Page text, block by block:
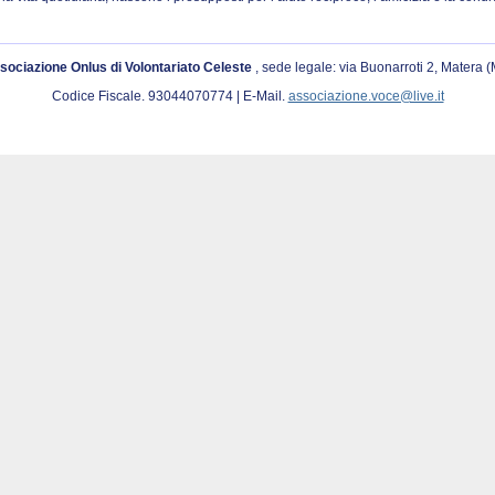
Onlus di Volontariato Celeste , sede legale: via Buonarroti 2, Matera
Codice Fiscale. 93044070774 | E-Mail. associazione.voce@live.it